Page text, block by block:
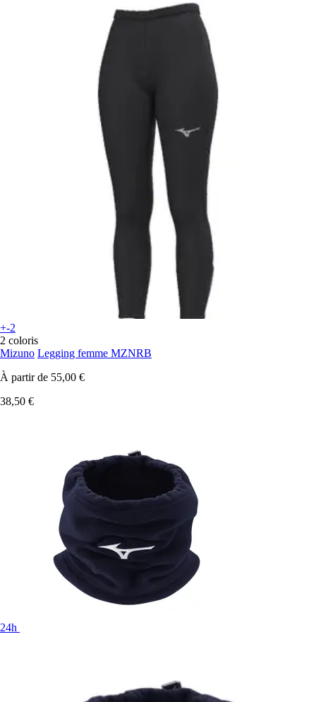
+-2
2 coloris
Mizuno Legging femme MZNRB
À partir de 55,00 €
38,50 €
24h